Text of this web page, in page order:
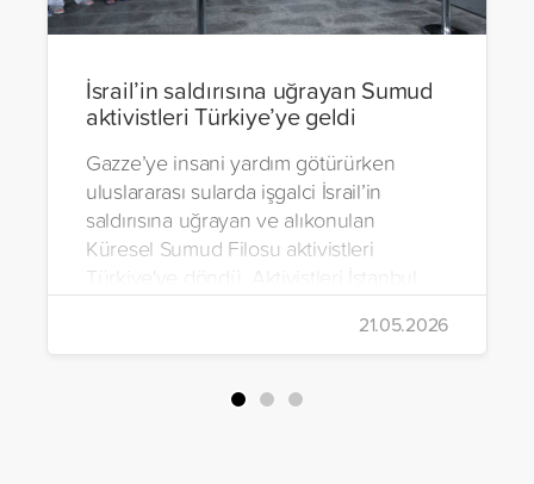
İsrail’in saldırısına uğrayan Sumud
aktivistleri Türkiye’ye geldi
Gazze’ye insani yardım götürürken
uluslararası sularda işgalci İsrail’in
saldırısına uğrayan ve alıkonulan
Küresel Sumud Filosu aktivistleri
Türkiye'ye döndü. Aktivistleri İstanbul
Havalimanı’nda binlerce kişi karşıladı.
21.05.2026